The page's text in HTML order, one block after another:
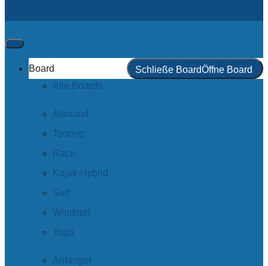
Board Schließe BoardÖffne Board
Alle Boards
Allround
Touring
Race
Kajak-Hybrid
Surf
Windsurf
Yoga
Anfänger